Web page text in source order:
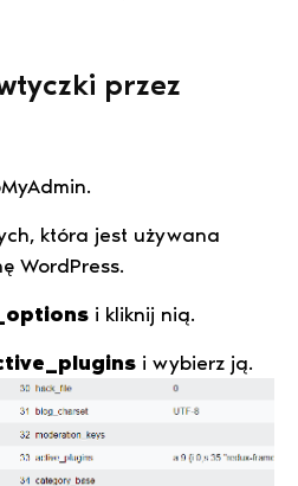
przez
która jest używana
WordPress.
i kliknij nią.
i wybierz ją.